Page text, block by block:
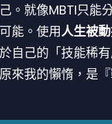
。就像MBTI只能
能。使用人生被
自己的「技能稀
來我的懶惰，是